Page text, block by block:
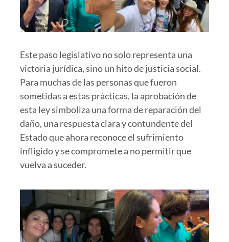
Este paso legislativo no solo representa una
victoria jurídica, sino un hito de justicia social.
Para muchas de las personas que fueron
sometidas a estas prácticas, la aprobación de
esta ley simboliza una forma de reparación del
daño, una respuesta clara y contundente del
Estado que ahora reconoce el sufrimiento
infligido y se compromete a no permitir que
vuelva a suceder.